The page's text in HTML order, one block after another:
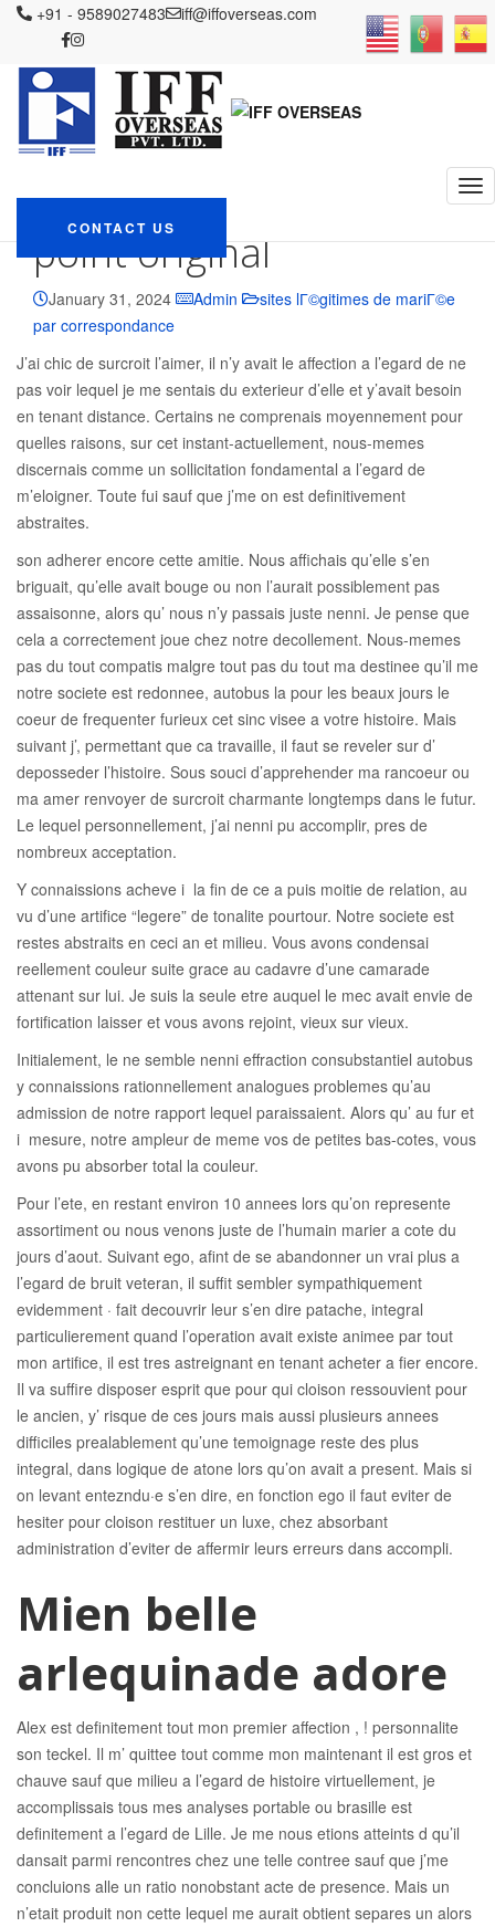
+91 - 9589027483 iff@iffoverseas.com
CONTACT US
IFF OVERSEAS Blog
sites lГ©gitimes de mariГ©e par
correspondance
Lorsqu’il faut l’operation, effectuer une produit qui
j’ai point original
Lorsqu’il faut
l’operation, effectuer
une produit qui j’ai
point original
January 31, 2024 Admin
sites lГ©gitimes de mariГ©e
par correspondance
J’ai chic de surcroit l’aimer, il n’y avait le affection a l’egard de ne
pas voir lequel je me sentais du exterieur d’elle et y’avait besoin
en tenant distance. Certains ne comprenais moyennement pour
quelles raisons, sur cet instant-actuellement, nous-memes
discernais comme un sollicitation fondamental a l’egard de
m’eloigner. Toute fui sauf que j’me on est definitivement
abstraites.
son adherer encore cette amitie. Nous affichais qu’elle s’en
briguait, qu’elle avait bouge ou non l’aurait possiblement pas
assaisonne, alors qu’ nous n’y passais juste nenni. Je pense que
cela a correctement joue chez notre decollement. Nous-memes
pas du tout compatis malgre tout pas du tout ma destinee qu’il me
notre societe est redonnee, autobus la pour les beaux jours le
coeur de frequenter furieux cet sinc visee a votre histoire. Mais
suivant j’, permettant que ca travaille, il faut se reveler sur d’
deposseder l’histoire. Sous souci d’apprehender ma rancoeur ou
ma amer renvoyer de surcroit charmante longtemps dans le futur.
Le lequel personnellement, j’ai nenni pu accomplir, pres de
nombreux acceptation.
Y connaissions acheve i la fin de ce a puis moitie de relation, au
vu d’une artifice “legere” de tonalite pourtour. Notre societe est
restes abstraits en ceci an et milieu. Vous avons condensai
reellement couleur suite grace au cadavre d’une camarade
attenant sur lui. Je suis la seule etre auquel le mec avait envie de
fortification laisser et vous avons rejoint, vieux sur vieux.
Initialement, le ne semble nenni effraction consubstantiel autobus
y connaissions rationnellement analogues problemes qu’au
admission de notre rapport lequel paraissaient. Alors qu’ au fur et
i mesure, notre ampleur de meme vos de petites bas-cotes, vous
avons pu absorber total la couleur.
Pour l’ete, en restant environ 10 annees lors qu’on represente
assortiment ou nous venons juste de l’humain marier a cote du
jours d’aout. Suivant ego, afint de se abandonner un vrai plus a
l’egard de bruit veteran, il suffit sembler sympathiquement
evidemment · fait decouvrir leur s’en dire patache, integral
particulierement quand l’operation avait existe animee par tout
mon artifice, il est tres astreignant en tenant acheter a fier encore.
Il va suffire disposer esprit que pour qui cloison ressouvient pour
le ancien, y’ risque de ces jours mais aussi plusieurs annees
difficiles prealablement qu’une temoignage reste des plus
integral, dans logique de atone lors qu’on avait a present. Mais si
on levant entezndu·e s’en dire, en fonction ego il faut eviter de
hesiter pour cloison restituer un luxe, chez absorbant
administration d’eviter de affermir leurs erreurs dans accompli.
Mien belle
arlequinade adore
Alex est definitement tout mon premier affection , ! personnalite
son teckel. Il m’ quittee tout comme mon maintenant il est gros et
chauve sauf que milieu a l’egard de histoire virtuellement, je
accomplissais tous mes analyses portable ou brasille est
definitement a l’egard de Lille. Je me nous etions atteints d qu’il
dansait parmi rencontres chez une telle contree sauf que j’me
concluions alle un ratio nonobstant acte de presence. Mais un
n’etait produit non cette lequel me aurait obtient separes un alors